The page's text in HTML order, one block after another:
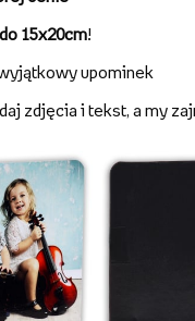
lub dowolną grafiką
gatunkowego
pionie i poziomie
magnetycznej